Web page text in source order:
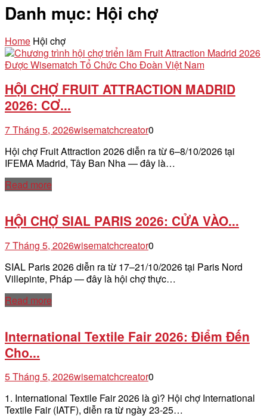
Danh mục: Hội chợ
Home Hội chợ
HỘI CHỢ FRUIT ATTRACTION MADRID
2026: CƠ...
7 Tháng 5, 2026wisematchcreator0
Hội chợ Fruit Attraction 2026 diễn ra từ 6–8/10/2026 tại
IFEMA Madrid, Tây Ban Nha — đây là…
Read more
HỘI CHỢ SIAL PARIS 2026: CỬA VÀO...
7 Tháng 5, 2026wisematchcreator0
SIAL Paris 2026 diễn ra từ 17–21/10/2026 tại Paris Nord
Villepinte, Pháp — đây là hội chợ thực…
Read more
International Textile Fair 2026: Điểm Đến
Cho...
5 Tháng 5, 2026wisematchcreator0
1. International Textile Fair 2026 là gì? Hội chợ International
Textile Fair (IATF), diễn ra từ ngày 23-25…